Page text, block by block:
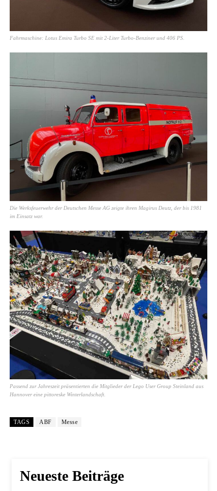
Fahrmaschine: Lotus Emira Turbo SE mit 2-Liter Turbo-Benziner und 406 PS.
Die Werksfeuerwehr der Deutschen Messe AG zeigte ihren Magirus Deutz, der bis 1981
im Einsatz war.
Passend zur Jahreszeit präsentierten die Mitglieder der Lego User Group Steinland aus
Hannover eine pittoreske Winterlandschaft.
TAGS ABF Messe
Neueste Beiträge